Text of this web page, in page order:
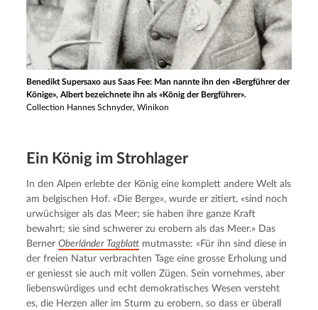
Benedikt Supersaxo aus Saas Fee: Man nannte ihn den «Bergführer der
Könige», Albert bezeichnete ihn als «König der Bergführer».
Collection Hannes Schnyder, Winikon
Ein König im Strohlager
In den Alpen erlebte der König eine komplett andere Welt als
am belgischen Hof. «Die Berge», wurde er zitiert, «sind noch
urwüchsiger als das Meer; sie haben ihre ganze Kraft
bewahrt; sie sind schwerer zu erobern als das Meer.» Das
Berner Oberländer Tagblatt mutmasste: «Für ihn sind diese in
der freien Natur verbrachten Tage eine grosse Erholung und
er geniesst sie auch mit vollen Zügen. Sein vornehmes, aber
liebenswürdiges und echt demokratisches Wesen versteht
es, die Herzen aller im Sturm zu erobern, so dass er überall